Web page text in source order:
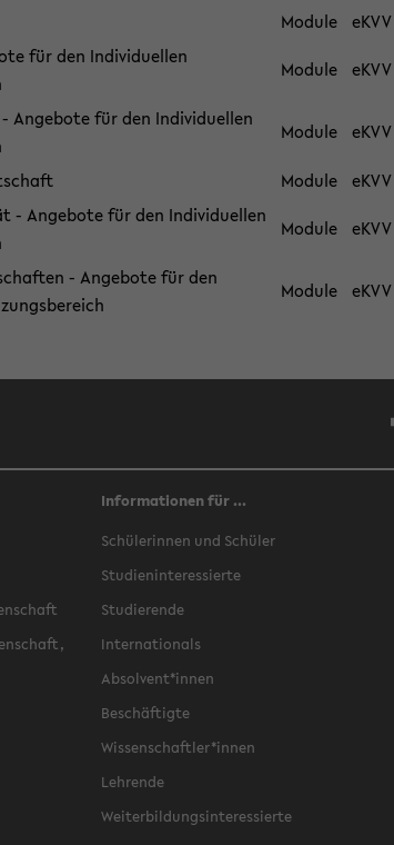
Module eKVV
für den Individuellen
Module eKVV
Angebote für den Individuellen
Module eKVV
Module eKVV
- Angebote für den Individuellen
Module eKVV
- Angebote für den
Module eKVV
Informationen für ...
Schülerinnen und Schüler
Studieninteressierte
Studierende
Internationals
Absolvent*innen
Beschäftigte
Wissenschaftler*innen
Lehrende
Weiterbildungsinteressierte